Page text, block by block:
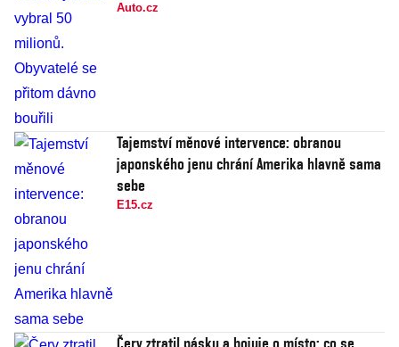
Auto.cz
Tajemství měnové intervence: obranou
japonského jenu chrání Amerika hlavně sama
sebe
E15.cz